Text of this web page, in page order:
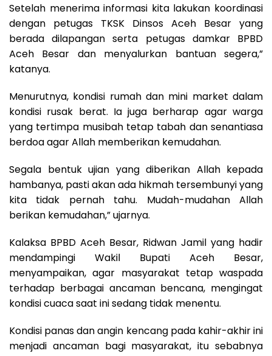
Setelah menerima informasi kita lakukan koordinasi
dengan petugas TKSK Dinsos Aceh Besar yang
berada dilapangan serta petugas damkar BPBD
Aceh Besar dan menyalurkan bantuan segera,”
katanya.
Menurutnya, kondisi rumah dan mini market dalam
kondisi rusak berat. Ia juga berharap agar warga
yang tertimpa musibah tetap tabah dan senantiasa
berdoa agar Allah memberikan kemudahan.
Segala bentuk ujian yang diberikan Allah kepada
hambanya, pasti akan ada hikmah tersembunyi yang
kita tidak pernah tahu. Mudah-mudahan Allah
berikan kemudahan,” ujarnya.
Kalaksa BPBD Aceh Besar, Ridwan Jamil yang hadir
mendampingi Wakil Bupati Aceh Besar,
menyampaikan, agar masyarakat tetap waspada
terhadap berbagai ancaman bencana, mengingat
kondisi cuaca saat ini sedang tidak menentu.
Kondisi panas dan angin kencang pada kahir-akhir ini
menjadi ancaman bagi masyarakat, itu sebabnya